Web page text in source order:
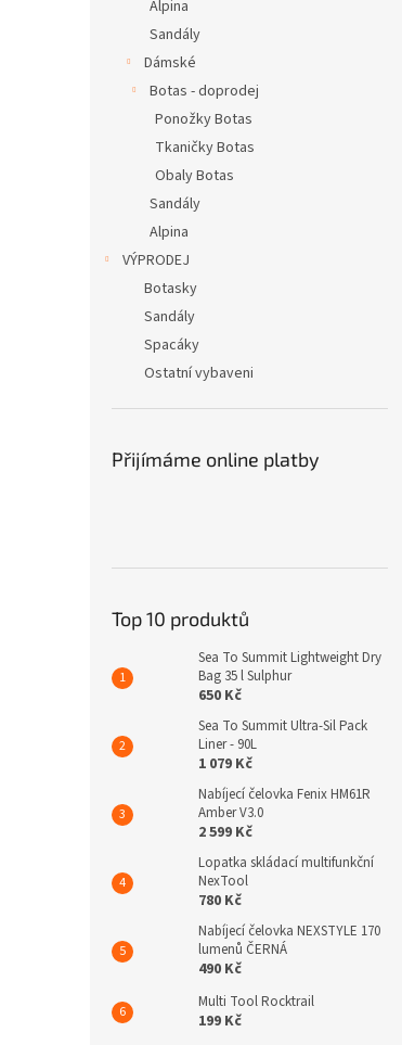
Alpina
Sandály
Dámské
Botas - doprodej
Ponožky Botas
Tkaničky Botas
Obaly Botas
Sandály
Alpina
VÝPRODEJ
Botasky
Sandály
Spacáky
Ostatní vybaveni
Přijímáme online platby
Top 10 produktů
Sea To Summit Lightweight Dry
Bag 35 l Sulphur
650 Kč
Sea To Summit Ultra-Sil Pack
Liner - 90L
1 079 Kč
Nabíjecí čelovka Fenix HM61R
Amber V3.0
2 599 Kč
Lopatka skládací multifunkční
NexTool
780 Kč
Nabíjecí čelovka NEXSTYLE 170
lumenů ČERNÁ
490 Kč
Multi Tool Rocktrail
199 Kč